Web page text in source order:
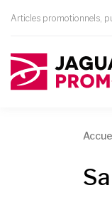
Articles promotionnels,